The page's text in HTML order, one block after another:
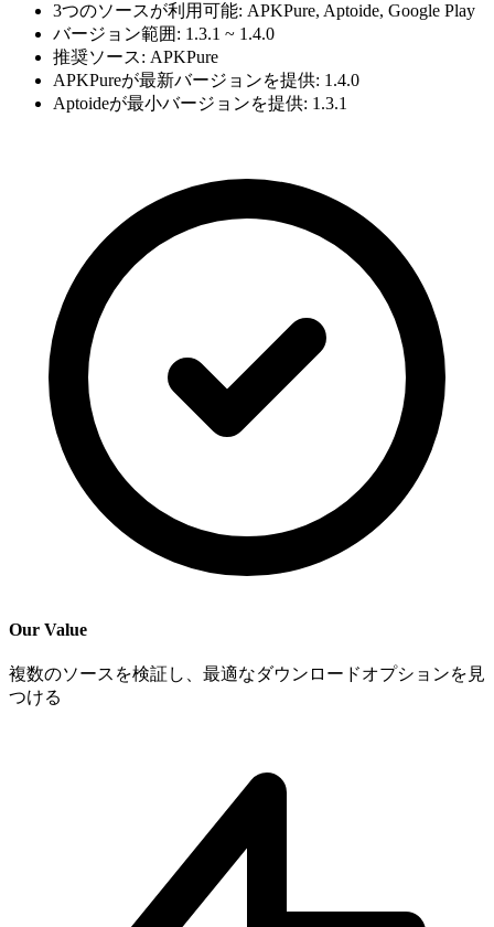
3つのソースが利用可能: APKPure, Aptoide, Google Play
バージョン範囲: 1.3.1 ~ 1.4.0
推奨ソース: APKPure
APKPureが最新バージョンを提供: 1.4.0
Aptoideが最小バージョンを提供: 1.3.1
Our Value
複数のソースを検証し、最適なダウンロードオプションを見
つける